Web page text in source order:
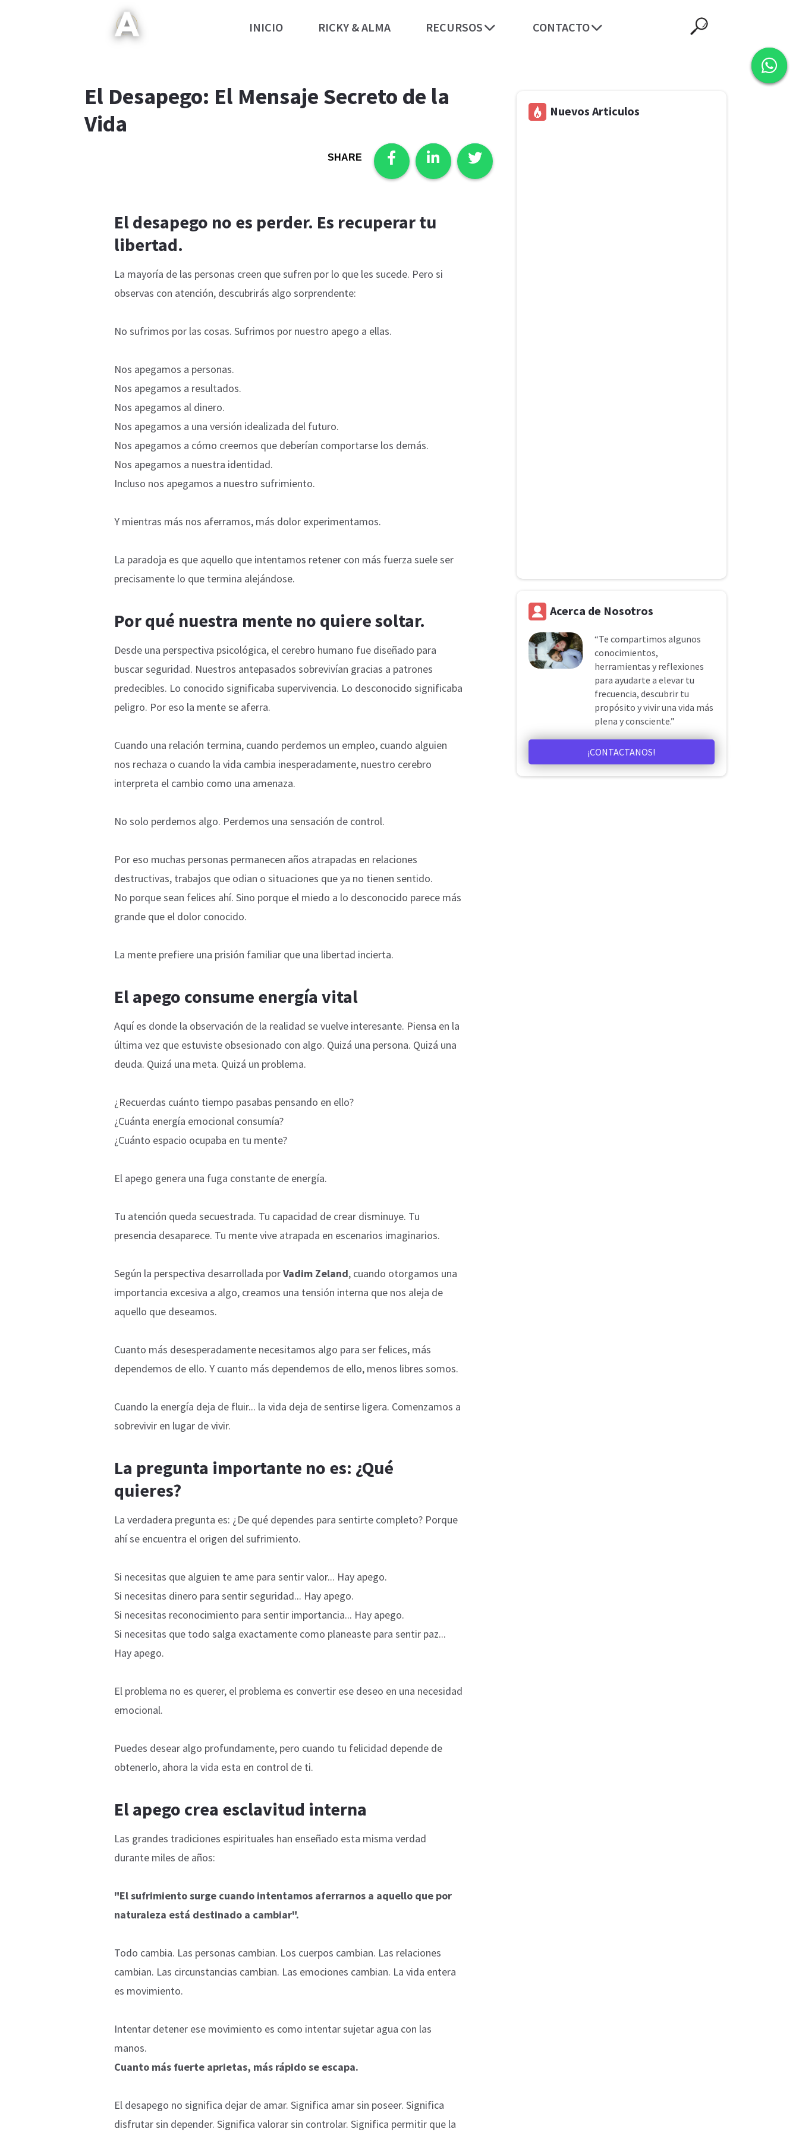
INICIO RICKY & ALMA RECURSOS CONTACTO
El Desapego: El Mensaje Secreto de la
Vida
SHARE
El desapego no es perder. Es recuperar tu
libertad.
La mayoría de las personas creen que sufren por lo que les sucede. Pero si
observas con atención, descubrirás algo sorprendente:
No sufrimos por las cosas. Sufrimos por nuestro apego a ellas.
Nos apegamos a personas.
Nos apegamos a resultados.
Nos apegamos al dinero.
Nos apegamos a una versión idealizada del futuro.
Nos apegamos a cómo creemos que deberían comportarse los demás.
Nos apegamos a nuestra identidad.
Incluso nos apegamos a nuestro sufrimiento.
Y mientras más nos aferramos, más dolor experimentamos.
La paradoja es que aquello que intentamos retener con más fuerza suele ser
precisamente lo que termina alejándose.
Por qué nuestra mente no quiere soltar.
Desde una perspectiva psicológica, el cerebro humano fue diseñado para
buscar seguridad. Nuestros antepasados sobrevivían gracias a patrones
predecibles. Lo conocido significaba supervivencia. Lo desconocido significaba
peligro. Por eso la mente se aferra.
Cuando una relación termina, cuando perdemos un empleo, cuando alguien
nos rechaza o cuando la vida cambia inesperadamente, nuestro cerebro
interpreta el cambio como una amenaza.
No solo perdemos algo. Perdemos una sensación de control.
Por eso muchas personas permanecen años atrapadas en relaciones
destructivas, trabajos que odian o situaciones que ya no tienen sentido.
No porque sean felices ahí. Sino porque el miedo a lo desconocido parece más
grande que el dolor conocido.
La mente prefiere una prisión familiar que una libertad incierta.
El apego consume energía vital
Aquí es donde la observación de la realidad se vuelve interesante. Piensa en la
última vez que estuviste obsesionado con algo. Quizá una persona. Quizá una
deuda. Quizá una meta. Quizá un problema.
¿Recuerdas cuánto tiempo pasabas pensando en ello?
¿Cuánta energía emocional consumía?
¿Cuánto espacio ocupaba en tu mente?
El apego genera una fuga constante de energía.
Tu atención queda secuestrada. Tu capacidad de crear disminuye. Tu
presencia desaparece. Tu mente vive atrapada en escenarios imaginarios.
Según la perspectiva desarrollada porVadim Zeland, cuando otorgamos una
importancia excesiva a algo, creamos una tensión interna que nos aleja de
aquello que deseamos.
Cuanto más desesperadamente necesitamos algo para ser felices, más
dependemos de ello. Y cuanto más dependemos de ello, menos libres somos.
Cuando la energía deja de fluir... la vida deja de sentirse ligera. Comenzamos a
sobrevivir en lugar de vivir.
La pregunta importante no es: ¿Qué
quieres?
La verdadera pregunta es: ¿De qué dependes para sentirte completo? Porque
ahí se encuentra el origen del sufrimiento.
Si necesitas que alguien te ame para sentir valor... Hay apego.
Si necesitas dinero para sentir seguridad... Hay apego.
Si necesitas reconocimiento para sentir importancia... Hay apego.
Si necesitas que todo salga exactamente como planeaste para sentir paz...
Hay apego.
El problema no es querer, el problema es convertir ese deseo en una necesidad
emocional.
Puedes desear algo profundamente, pero cuando tu felicidad depende de
obtenerlo, ahora la vida esta en control de ti.
El apego crea esclavitud interna
Las grandes tradiciones espirituales han enseñado esta misma verdad
durante miles de años:
"El sufrimiento surge cuando intentamos aferrarnos a aquello que por
naturaleza está destinado a cambiar".
Todo cambia. Las personas cambian. Los cuerpos cambian. Las relaciones
cambian. Las circunstancias cambian. Las emociones cambian. La vida entera
es movimiento.
Intentar detener ese movimiento es como intentar sujetar agua con las
manos.
Cuanto más fuerte aprietas, más rápido se escapa.
El desapego no significa dejar de amar. Significa amar sin poseer. Significa
disfrutar sin depender. Significa valorar sin controlar. Significa permitir que la
Nuevos Articulos
Acerca de Nosotros
“Te compartimos algunos
conocimientos,
herramientas y reflexiones
para ayudarte a elevar tu
frecuencia, descubrir tu
propósito y vivir una vida más
plena y consciente.”
¡CONTACTANOS!